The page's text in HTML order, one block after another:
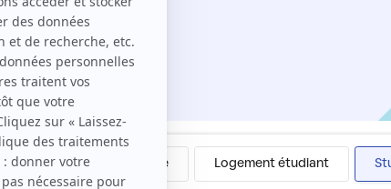
Colocation Meublé Logement étudiant